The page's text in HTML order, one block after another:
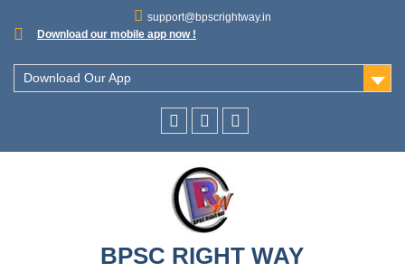
support@bpscrightway.in
Download our mobile app now !
Download Our App
BPSC RIGHT WAY